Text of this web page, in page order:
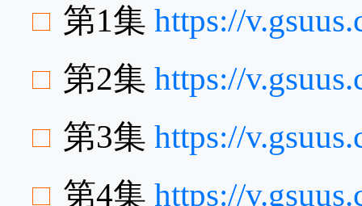
第1集 https://
第2集 https://
第3集 https://
第4集 https://